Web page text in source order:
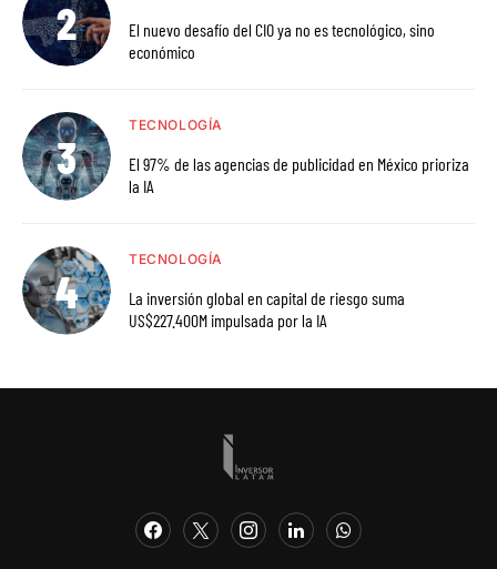
El nuevo desafío del CIO ya no es tecnológico, sino
económico
TECNOLOGÍA
El 97% de las agencias de publicidad en México prioriza
la IA
TECNOLOGÍA
La inversión global en capital de riesgo suma
US$227.400M impulsada por la IA